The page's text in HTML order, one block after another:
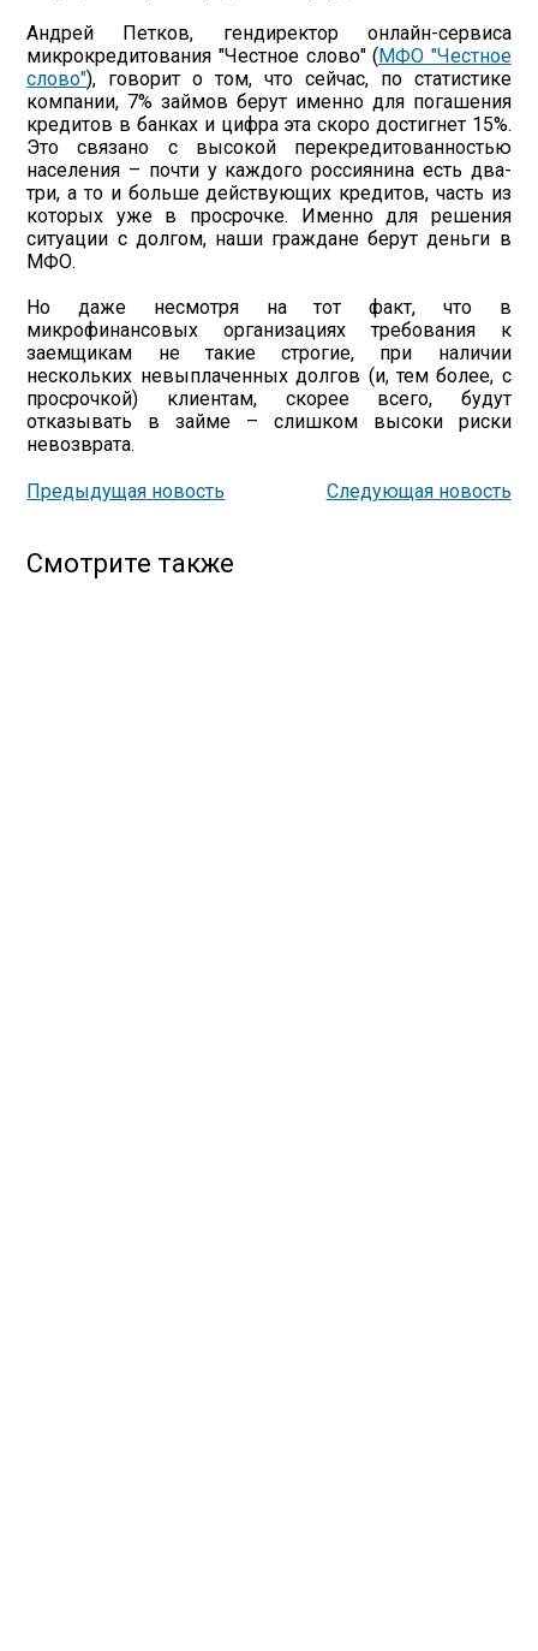
Андрей Петков, гендиректор онлайн-сервиса
микрокредитования "Честное слово" (МФО "Честное
слово"), говорит о том, что сейчас, по статистике
компании, 7% займов берут именно для погашения
кредитов в банках и цифра эта скоро достигнет 15%.
Это связано с высокой перекредитованностью
населения – почти у каждого россиянина есть два-
три, а то и больше действующих кредитов, часть из
которых уже в просрочке. Именно для решения
ситуации с долгом, наши граждане берут деньги в
МФО.
Но даже несмотря на тот факт, что в
микрофинансовых организациях требования к
заемщикам не такие строгие, при наличии
нескольких невыплаченных долгов (и, тем более, с
просрочкой) клиентам, скорее всего, будут
отказывать в займе – слишком высоки риски
невозврата.
Предыдущая новость Следующая новость
Смотрите также